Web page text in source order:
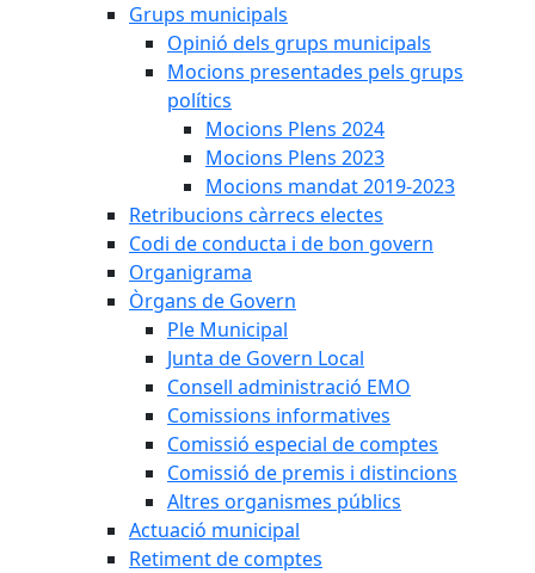
Grups municipals
Opinió dels grups municipals
Mocions presentades pels grups
polítics
Mocions Plens 2024
Mocions Plens 2023
Mocions mandat 2019-2023
Retribucions càrrecs electes
Codi de conducta i de bon govern
Organigrama
Òrgans de Govern
Ple Municipal
Junta de Govern Local
Consell administració EMO
Comissions informatives
Comissió especial de comptes
Comissió de premis i distincions
Altres organismes públics
Actuació municipal
Retiment de comptes